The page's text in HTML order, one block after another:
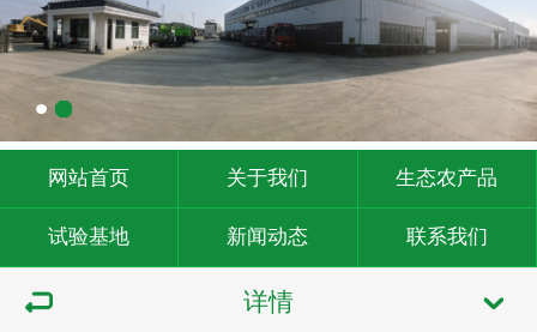
网站首页 关于我们 生态农产品
试验基地 新闻动态 联系我们
详情